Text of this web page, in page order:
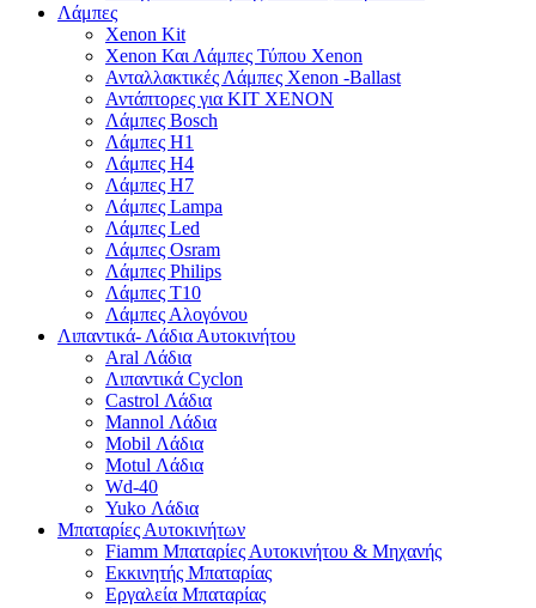
Λάμπες
Xenon Kit
Xenon Και Λάμπες Τύπου Xenon
Ανταλλακτικές Λάμπες Xenon -Ballast
Αντάπτορες για ΚΙΤ ΧΕΝΟΝ
Λάμπες Bosch
Λάμπες H1
Λάμπες H4
Λάμπες H7
Λάμπες Lampa
Λάμπες Led
Λάμπες Osram
Λάμπες Philips
Λάμπες T10
Λάμπες Αλογόνου
Λιπαντικά- Λάδια Αυτοκινήτου
Aral Λάδια
Λιπαντικά Cyclon
Castrol Λάδια
Mannol Λάδια
Mobil Λάδια
Motul Λάδια
Wd-40
Yuko Λάδια
Μπαταρίες Αυτοκινήτων
Fiamm Μπαταρίες Αυτοκινήτου & Μηχανής
Εκκινητής Μπαταρίας
Εργαλεία Μπαταρίας